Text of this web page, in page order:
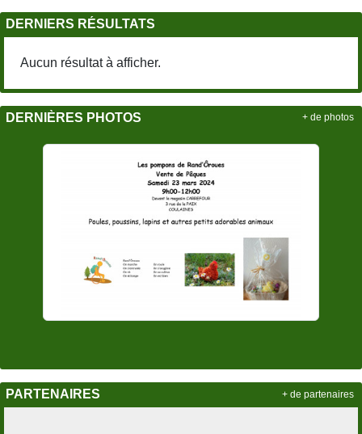
DERNIERS RÉSULTATS
Aucun résultat à afficher.
DERNIÈRES PHOTOS + de photos
PARTENAIRES + de partenaires